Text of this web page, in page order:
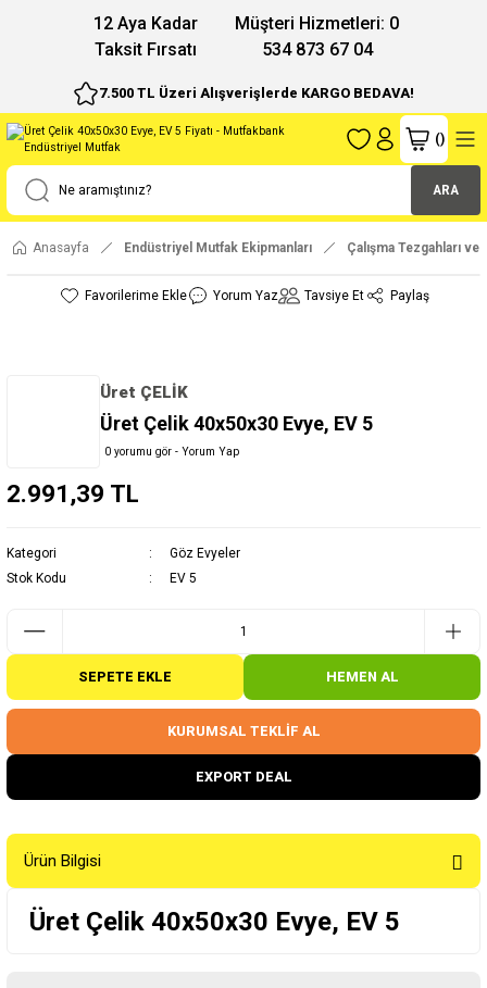
12 Aya Kadar
Taksit Fırsatı
Müşteri Hizmetleri: 0
534 873 67 04
7.500 TL Üzeri Alışverişlerde KARGO BEDAVA!
ARA
()
Anasayfa Endüstriyel Mutfak Ekipmanları Çalışma Tezgahları ve
Yorum Yaz Tavsiye Et Paylaş
Üret ÇELİK
Üret Çelik 40x50x30 Evye, EV 5
0 yorumu gör - Yorum Yap
2.991,39 TL
Kategori
Göz Evyeler
Stok Kodu
EV 5
SEPETE EKLE HEMEN AL
KURUMSAL TEKLİF AL
EXPORT DEAL
Ürün Bilgisi
Üret Çelik 40x50x30 Evye, EV 5